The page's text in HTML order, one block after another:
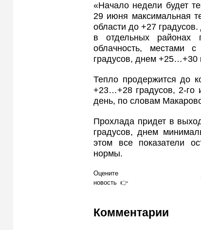
«Начало недели будет
29 июня максимальная
области до +27
в отдельных
облачность, местами
градусов, днем +25…+30
Тепло продержится до
+23…+28 градусов, 2-го
день, по словам
Прохлада придет в
градусов, днем
этом все показатели
нормы.
Оцените
новость
Комментарии